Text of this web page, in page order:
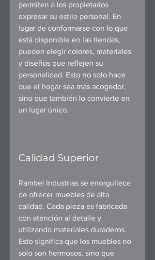
permiten a los propietarios
expresar su estilo personal. En
lugar de conformarse con lo que
está disponible en las tiendas,
pueden elegir colores, materiales
y diseños que reflejen su
personalidad. Esto no solo hace
que el hogar sea más acogedor,
sino que también lo convierte en
un lugar único.
Calidad Superior
Rambel Industrias se enorgullece
de ofrecer muebles de alta
calidad. Cada pieza es fabricada
con atención al detalle y
utilizando materiales duraderos.
Esto significa que los muebles no
solo son hermosos, sino que